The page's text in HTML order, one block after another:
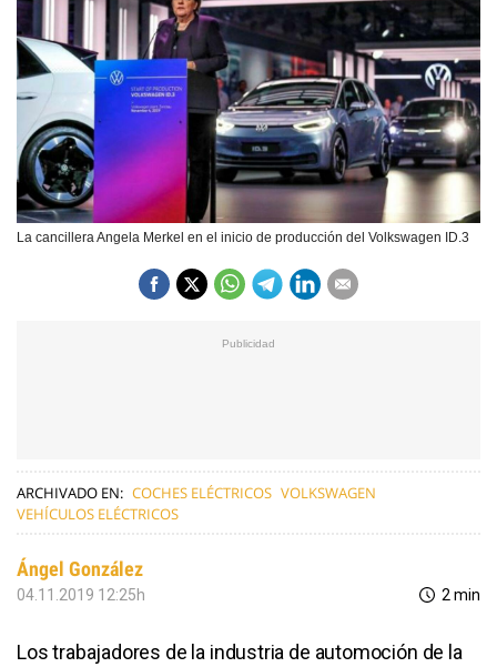
La cancillera Angela Merkel en el inicio de producción del Volkswagen ID.3
ARCHIVADO EN: COCHES ELÉCTRICOS VOLKSWAGEN
VEHÍCULOS ELÉCTRICOS
Ángel González
04.11.2019 12:25h 2 min
Los trabajadores de la industria de automoción de la